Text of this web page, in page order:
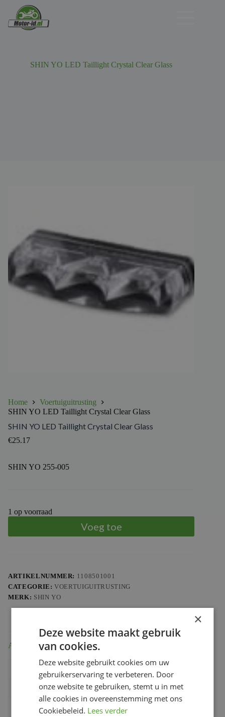
SHIN YO LED Taillight Crystal Clear Glass
Home
Voertuiguitrusting
SHIN YO LED Taillight Crystal Clear Glass
SHIN YO LED Taillight Crystal Clear Glass
€25.17
SHIN YO 255-005
1 op voorraad
Voeg toe
ARTIKELNUMMER: 1108501001
CATEGORIE:VOERTUIGUITRUSTING
MERK: SHIN YO
Aanvullende informatie
0.085 kg
Bihr productcode 1108501001, 4054783169344
Productmerk SHIN YO
×
Deze website maakt gebruik
van cookies.
Deze website gebruikt cookies om uw
gebruikerservaring te verbeteren. Door
onze website te gebruiken, stemt u in met
alle cookies in overeenstemming met ons
Cookiebeleid. Lees verder